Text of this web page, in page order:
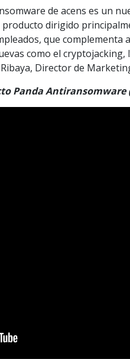
de acens es un
dirigido
que complementa
como el cryptojacking,
Director de
Panda Antiransomware